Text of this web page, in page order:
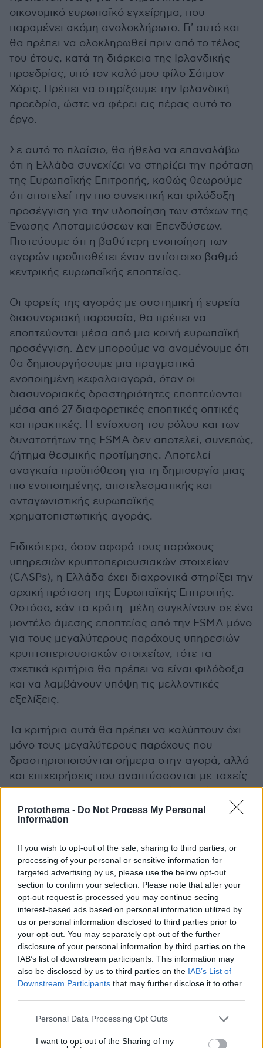
Protothema - Do Not Process My Personal
Information
If you wish to opt-out of the sale, sharing to third parties, or
processing of your personal or sensitive information for
targeted advertising by us, please use the below opt-out
section to confirm your selection. Please note that after your
opt-out request is processed you may continue seeing
interest-based ads based on personal information utilized by
us or personal information disclosed to third parties prior to
your opt-out. You may separately opt-out of the further
disclosure of your personal information by third parties on the
IAB’s list of downstream participants. This information may
also be disclosed by us to third parties on the IAB’s List of
Downstream Participants that may further disclose it to other
Please note that this website/app uses one or more Google
not limited to your visit or usage behaviour. You may click to
Personal Data Processing Opt Outs
I want to opt-out of the Sharing of my
οικονομικό ευρωπαϊκό εγχείρημα, που
παραμένει ακόμη ανολοκλήρωτο. Γι' αυτό και
θα πρέπει να ολοκληρωθεί πριν από το τέλος
του έτους, κατά τη διάρκεια της Ιρλανδικής
προεδρίας, υπό τον καλό μου φίλο Σάιμον
Χάρις. Πρέπει να στηρίξουμε την Ιρλανδική
προεδρία, ώστε να φέρει εις πέρας αυτό το
έργο.
Σε αυτό το πλαίσιο, θα ήθελα να επαναλάβω
ότι η Ελλάδα συνεχίζει να στηρίζει την πρόταση
της Ευρωπαϊκής Επιτροπής, καθώς θεωρούμε
ότι αποτελεί την πιο συνεκτική και φιλόδοξη
προσέγγιση για την υλοποίηση των στόχων της
Ένωσης Αποταμιεύσεων και Επενδύσεων.
Πιστεύουμε ότι η βαθύτερη ενοποίηση των
αγορών προϋποθέτει έναν αντίστοιχο βαθμό
κεντρικής ευρωπαϊκής εποπτείας.
Οι φορείς της αγοράς με συστημική ή ευρεία
διασυνοριακή παρουσία, θα πρέπει να
εποπτεύονται μέσα από μια κοινή ευρωπαϊκή
προσέγγιση. Δεν μπορούμε να αναμένουμε ότι
θα δημιουργήσουμε μια πραγματικά
ενοποιημένη κεφαλαιαγορά, όταν οι
διασυνοριακές δραστηριότητες εποπτεύονται
μέσα από 27 διαφορετικές εποπτικές οπτικές
και πρακτικές. Η ενίσχυση του ρόλου και των
δυνατοτήτων της ESMA δεν αποτελεί, συνεπώς,
ζήτημα θεσμικής προτίμησης. Αποτελεί
αναγκαία προϋπόθεση για τη δημιουργία μιας
πιο ενοποιημένης, αποτελεσματικής και
ανταγωνιστικής ευρωπαϊκής
χρηματοπιστωτικής αγοράς.
Ειδικότερα, όσον αφορά τους παρόχους
υπηρεσιών κρυπτοπεριουσιακών στοιχείων
(CASPs), η Ελλάδα έχει διαχρονικά στηρίξει την
αρχική πρόταση της Ευρωπαϊκής Επιτροπής.
Ωστόσο, εάν τα κράτη- μέλη συγκλίνουν σε ένα
μοντέλο άμεσης εποπτείας από την ESMA μόνο
για τους μεγαλύτερους παρόχους υπηρεσιών
κρυπτοπεριουσιακών στοιχείων, τότε τα
σχετικά κριτήρια θα πρέπει να είναι φιλόδοξα
και να λαμβάνουν υπόψη τις μελλοντικές
εξελίξεις.
Τα κριτήρια αυτά θα πρέπει να καλύπτουν όχι
μόνο τους μεγαλύτερους παρόχους που
δραστηριοποιούνται σήμερα στην αγορά, αλλά
και επιχειρήσεις που αναπτύσσονται με ταχείς
ρυθμούς και εμφανίζουν υψηλό βαθμό
διασύνδεσης με την αγορά, καθώς οι
δραστηριότητές τους ενδέχεται με την πάροδο
σημασία.
Ταυτόχρονα, αναγνωρίζουμε πλήρως τον
σημαντικό ρόλο που διαδραματίζουν οι
αρμόδιες εθνικές εποπτικές αρχές. Το
μελλοντικό πλαίσιο θα πρέπει να βασίζεται σε
μια ουσιαστική σχέση συνεργασίας μεταξύ της
ESMA και των εθνικών αρμόδιων αρχών,
αξιοποιώντας πλήρως την τεχνογνωσία και τις
δυνατότητες που διαθέτει κάθε πλευρά. Ο
κανόνας είναι απλός: η Ευρώπη πρέπει να
ρυθμίζει ό,τι είναι ευρωπαϊκό και οι εθνικές
αρχές να εποπτεύουν ό,τι είναι εθνικό.